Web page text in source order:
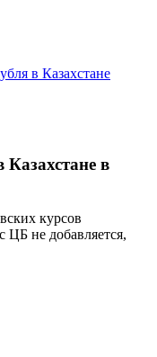
в Казахстане
Казахстане в
курсов
ЦБ не добавляется,